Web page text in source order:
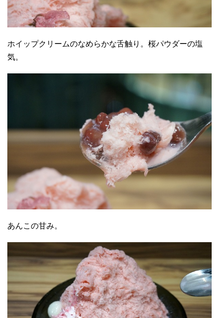
ホイップクリームのなめらかな舌触り。桜パウダーの塩
気。
あんこの甘み。